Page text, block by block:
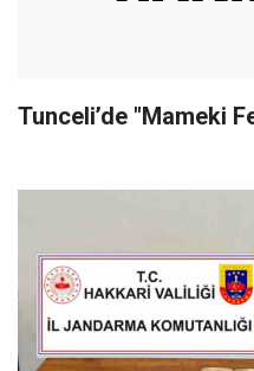
Tunceli’de "Mameki